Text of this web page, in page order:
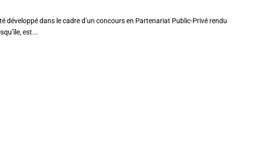
dans le cadre d’un concours en Partenariat Public-Privé rendu
est...
EN POURSUIVANT
VOUS
AFIN DE RÉALISER DES